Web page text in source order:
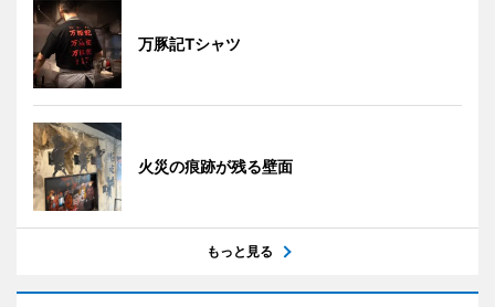
万豚記Tシャツ
火災の痕跡が残る壁面
もっと見る